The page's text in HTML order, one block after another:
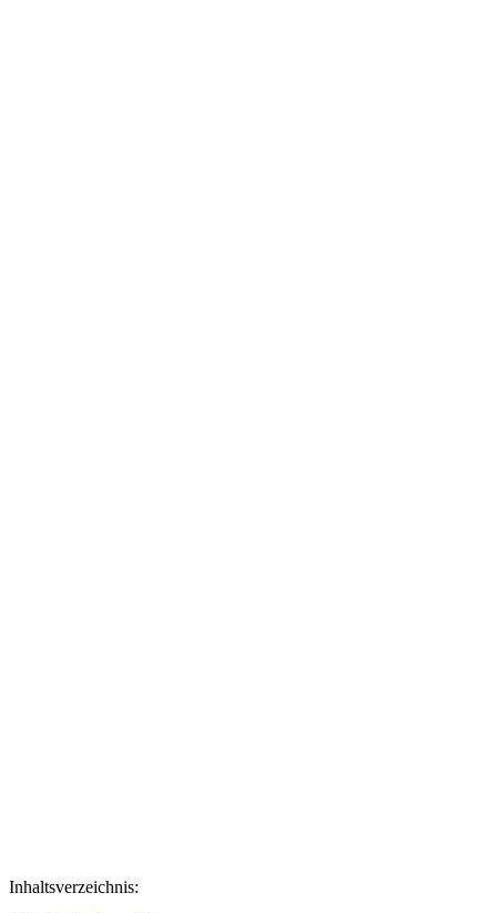
Inhaltsverzeichnis: